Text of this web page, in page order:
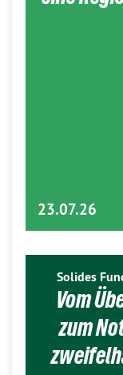
23.07.26
Solides
Vom
zum